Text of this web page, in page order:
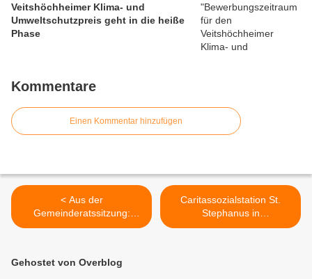
Veitshöchheimer Klima- und
Umweltschutzpreis geht in die heiße
Phase
Kommentare
Einen Kommentar hinzufügen
< Aus der
Gemeinderatssitzung:
Vereidigung Beate
Standesbeamtin
Caritassozialstation St.
Stephanus in
Veitshöchheim trotzt der
Gehostet von Overblog